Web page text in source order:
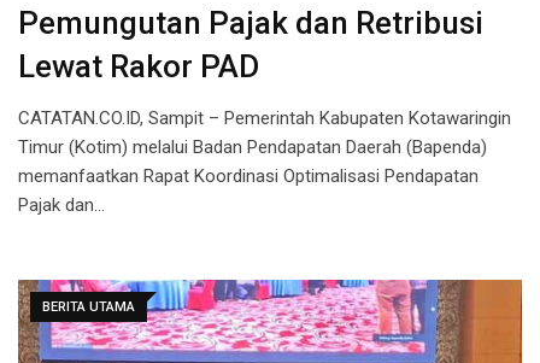
Pemungutan Pajak dan Retribusi
Lewat Rakor PAD
CATATAN.CO.ID, Sampit – Pemerintah Kabupaten Kotawaringin
Timur (Kotim) melalui Badan Pendapatan Daerah (Bapenda)
memanfaatkan Rapat Koordinasi Optimalisasi Pendapatan
Pajak dan…
BERITA UTAMA